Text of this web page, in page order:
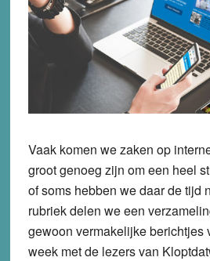
Vaak komen we zaken op
groot genoeg zijn om een heel
of soms hebben we daar de tijd
rubriek delen we een
gewoon vermakelijke berichtjes
week met de lezers van